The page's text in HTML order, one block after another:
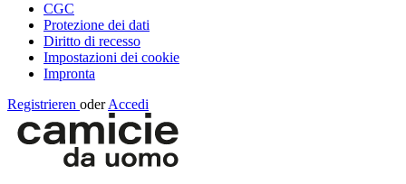
CGC
Protezione dei dati
Diritto di recesso
Impostazioni dei cookie
Impronta
Registrieren oder Accedi